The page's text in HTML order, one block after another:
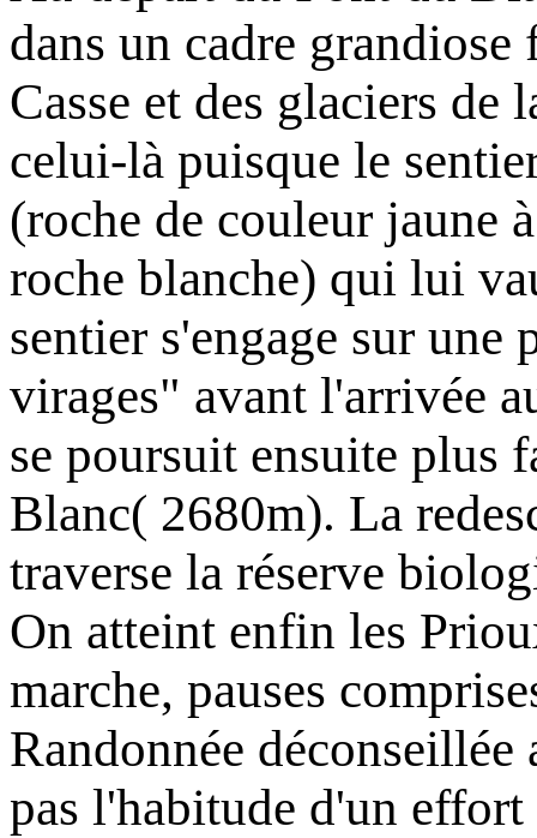
dans un cadre
Casse et des glaciers de
celui-là puisque le
(roche de couleur jaune
roche blanche) qui lui
sentier s'engage sur une
virages" avant l'arrivée
se poursuit ensuite plus
Blanc( 2680m). La
traverse la réserve
On atteint enfin les
marche, pauses
Randonnée
pas l'habitude d'un effort